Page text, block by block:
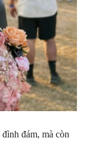
đám, mà còn